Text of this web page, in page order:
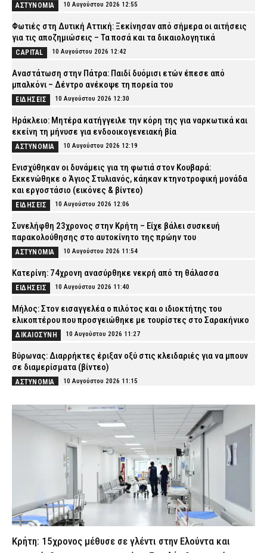
ΑΣΤΥΝΟΜΙΑ 10 Αυγούστου 2026 12:55
Φωτιές στη Δυτική Αττική: Ξεκίνησαν από σήμερα οι αιτήσεις
για τις αποζημιώσεις – Τα ποσά και τα δικαιολογητικά
CAPITAL 10 Αυγούστου 2026 12:42
Αναστάτωση στην Πάτρα: Παιδί δυόμισι ετών έπεσε από
μπαλκόνι – Δέντρο ανέκοψε τη πορεία του
ΕΙΔΗΣΕΙΣ 10 Αυγούστου 2026 12:30
Ηράκλειο: Μητέρα κατήγγειλε την κόρη της για ναρκωτικά και
εκείνη τη μήνυσε για ενδοοικογενειακή βία
ΑΣΤΥΝΟΜΙΑ 10 Αυγούστου 2026 12:19
Ενισχύθηκαν οι δυνάμεις για τη φωτιά στον Κουβαρά:
Εκκενώθηκε ο Άγιος Στυλιανός, κάηκαν κτηνοτροφική μονάδα
και εργοστάσιο (εικόνες & βίντεο)
ΕΙΔΗΣΕΙΣ 10 Αυγούστου 2026 12:06
Συνελήφθη 23χρονος στην Κρήτη – Είχε βάλει συσκευή
παρακολούθησης στο αυτοκίνητο της πρώην του
ΑΣΤΥΝΟΜΙΑ 10 Αυγούστου 2026 11:54
Κατερίνη: 74χρονη ανασύρθηκε νεκρή από τη θάλασσα
ΕΙΔΗΣΕΙΣ 10 Αυγούστου 2026 11:40
Μήλος: Στον εισαγγελέα ο πιλότος και ο ιδιοκτήτης του
ελικοπτέρου που προσγειώθηκε με τουρίστες στο Σαρακήνικο
ΔΙΚΑΙΟΣΥΝΗ 10 Αυγούστου 2026 11:27
Βύρωνας: Διαρρήκτες έριξαν οξύ στις κλειδαριές για να μπουν
σε διαμερίσματα (βίντεο)
ΑΣΤΥΝΟΜΙΑ 10 Αυγούστου 2026 11:15
Φωτιά στον Κουβαρά Αττικής: Η στιγμή που ρεπόρτερ σώζει
χελώνα (βίντεο)
10 Αυγούστου 2026 11:02
Συνελήφθη 53χρονος αλλοδαπός στο αεροδρόμιο της Αθήνας –
Καταζητούνταν στη Γαλλία για «ξέπλυμα» χρήματος και απάτες
10 Αυγούστου 2026 10:50
Καλαμάτα: Αστυνομικοί κατέσχεσαν πάνω από 10 κιλά κάνναβης
– Χειροπέδες σε τρία άτομα
ΑΣΤΥΝΟΜΙΑ 10 Αυγούστου 2026 10:37
«Τουρισμός για Όλους»: Άνοιξε η πλατφόρμα για όλα τα ΑΦΜ –
Κρήτη: 15χρονος μέθυσε σε γλέντι στην Ελούντα και